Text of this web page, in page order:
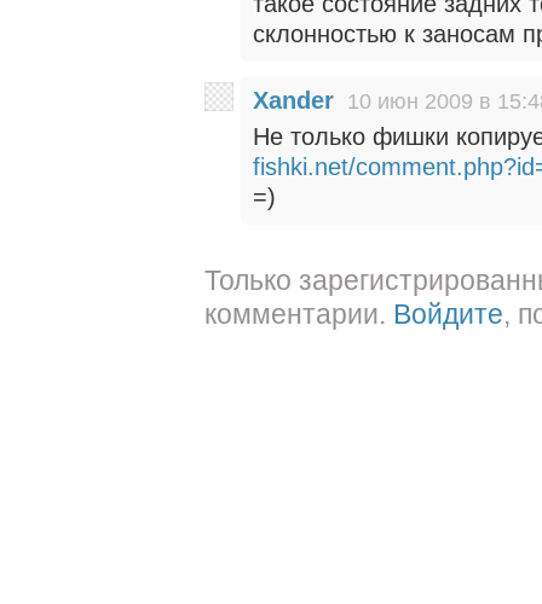
склонностью к заносам
Xander 10 июн 2009 в
Не только фишки
fishki.net/
=)
Только
комментарии. Войдите,